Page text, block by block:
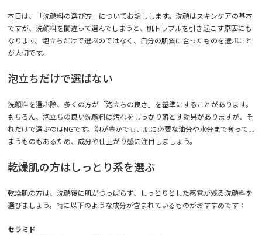
本日は、「洗顔料の選び方」についてお話しします。洗顔はスキンケアの基本
ですが、洗顔料を間違って選んでしまうと、肌トラブルを引き起こす原因にも
なります。泡立ちだけで選ぶのではなく、自分の肌質に合ったものを選ぶこと
が大切です。
泡立ちだけで選ばない
洗顔料を選ぶ際、多くの方が「泡立ちの良さ」を基準にすることがあります。
もちろん、泡立ちの良い洗顔料は汚れをしっかり落とす効果がありますが、そ
れだけで選ぶのはNGです。泡が豊かでも、肌に必要な油分や水分まで奪ってし
まうものもあるため、成分や仕上がり感に注目しましょう。
乾燥肌の方はしっとり系を選ぶ
乾燥肌の方は、洗顔後に肌がつっぱらず、しっとりとした感覚が残る洗顔料を
選びましょう。特に以下のような成分が含まれているものがおすすめです：
セラミド